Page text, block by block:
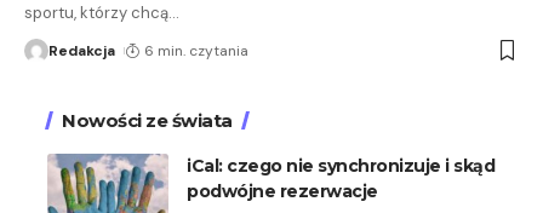
sportu, którzy chcą…
Redakcja 6 min. czytania
Nowości ze świata
iCal: czego nie synchronizuje i skąd
podwójne rezerwacje